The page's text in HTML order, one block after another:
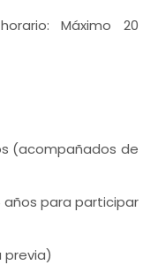
Máximo 20
(acompañados de
años para participar